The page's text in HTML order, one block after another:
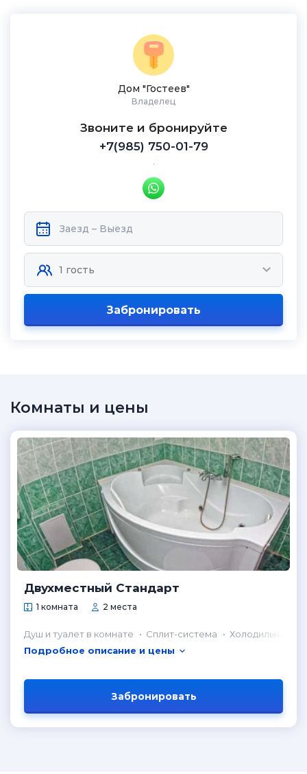
Дом "Гостеев"
Владелец
Звоните и бронируйте
+7(985) 750-01-79
.
Забронировать
Комнаты и цены
Двухместный Стандарт
1 комната 2 места
Душ и туалет в комнате Сплит-система
Холодильник в
Подробное описание и цены
Забронировать